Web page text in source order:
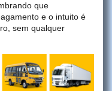
que
e o intuito é
sem qualquer